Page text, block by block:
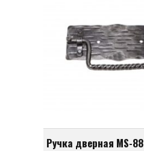
Ручка дверная MS-88